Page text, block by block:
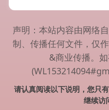
声明：本站内容由网络
制、传播任何文件，仅
&商业传播。
请认真阅读以下说明，您只
继续访